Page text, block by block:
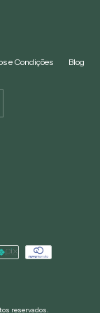
e Condições Blog
reservados.